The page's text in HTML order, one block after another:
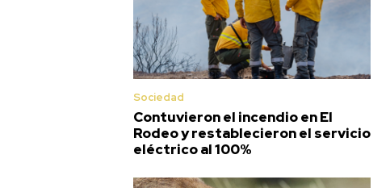
Sociedad
Contuvieron el incendio en El
Rodeo y restablecieron el servicio
eléctrico al 100%